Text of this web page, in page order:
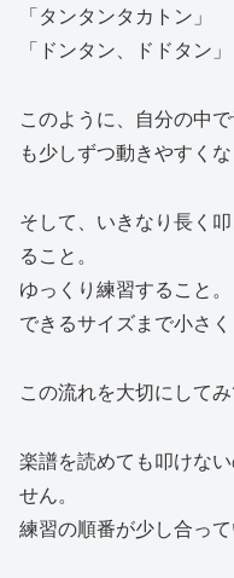
「タンタンタカトン」
「ドンタン、ドドタン」
このように、自分の中
も少しずつ動きやすくな
そして、いきなり長く
ること。
ゆっくり練習すること。
できるサイズまで小さ
この流れを大切にしてみ
楽譜を読めても叩けな
せん。
練習の順番が少し合っ